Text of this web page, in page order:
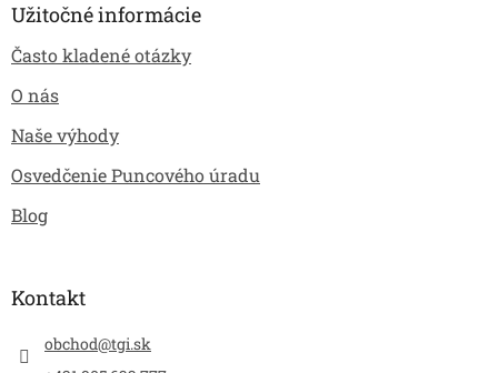
Užitočné informácie
Často kladené otázky
O nás
Naše výhody
Osvedčenie Puncového úradu
Blog
Kontakt
obchod@tgi.sk